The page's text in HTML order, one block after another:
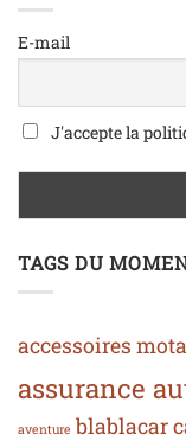
E-mail
J'accepte la
TAGS DU
accessoires
assurance
aventure blablacar